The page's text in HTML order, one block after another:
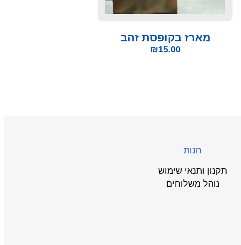
מארז בקופסת זהב
₪15.00
חנות
תקנון ותנאי שימוש
נוהל משלוחים